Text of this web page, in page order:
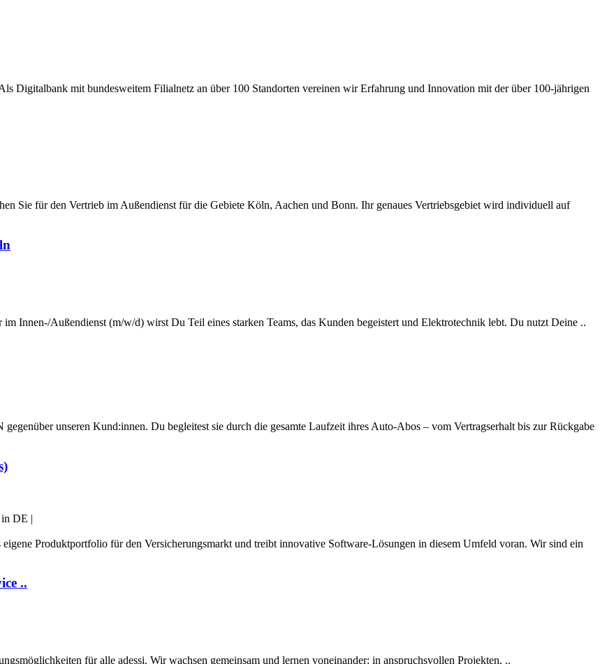
Digitalbank mit bundesweitem Filialnetz an über 100 Standorten vereinen wir Erfahrung und Innovation mit der über 100-jährigen
Sie für den Vertrieb im Außendienst für die Gebiete Köln, Aachen und Bonn. Ihr genaues Vertriebsgebiet wird individuell auf
Innen-/Außendienst (m/w/d) wirst Du Teil eines starken Teams, das Kunden begeistert und Elektrotechnik lebt. Du nutzt Deine ..
unseren Kund:innen. Du begleitest sie durch die gesamte Laufzeit ihres Auto-Abos – vom Vertragserhalt bis zur Rückgabe
in DE |
Produktportfolio für den Versicherungsmarkt und treibt innovative Software-Lösungen in diesem Umfeld voran. Wir sind ein
..
für alle adessi. Wir wachsen gemeinsam und lernen voneinander: in anspruchsvollen Projekten, ..